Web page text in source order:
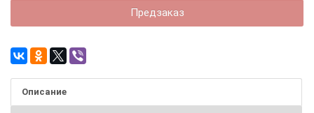
Предзаказ
Описание